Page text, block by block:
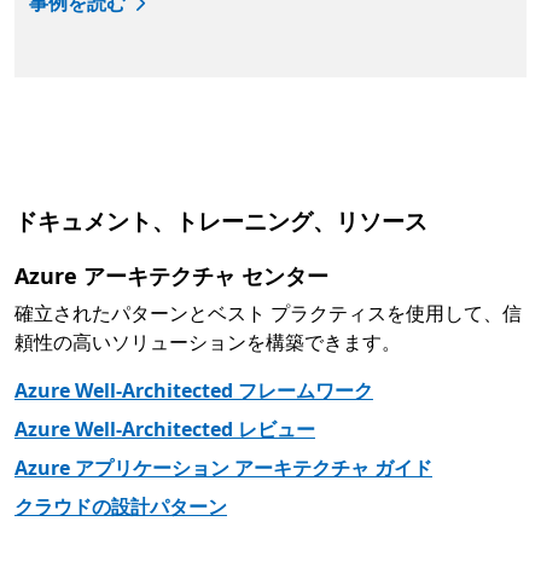
ドキュメント、トレーニング、リソース
Azure アーキテクチャ センター
確立されたパターンとベスト プラクティスを使用して、信
頼性の高いソリューションを構築できます。
Azure Well-Architected フレームワーク
Azure Well-Architected レビュー
Azure アプリケーション アーキテクチャ ガイド
クラウドの設計パターン